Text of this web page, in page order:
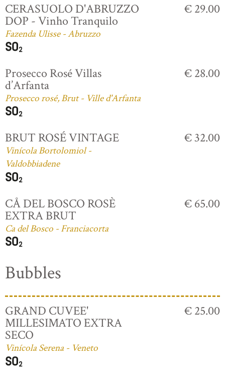
CERASUOLO D'ABRUZZO
DOP - Vinho Tranquilo
Fazenda Ulisse - Abruzzo
€ 29.00
Prosecco Rosé Villas
d’Arfanta
Prosecco rosé, Brut - Ville d'Arfanta
€ 28.00
BRUT ROSÉ VINTAGE
Vinícola Bortolomiol -
Valdobbiadene
€ 32.00
CÅ DEL BOSCO ROSÈ
EXTRA BRUT
Ca del Bosco - Franciacorta
€ 65.00
Bubbles
GRAND CUVEE'
MILLESIMATO EXTRA
SECO
Vinícola Serena - Veneto
€ 25.00